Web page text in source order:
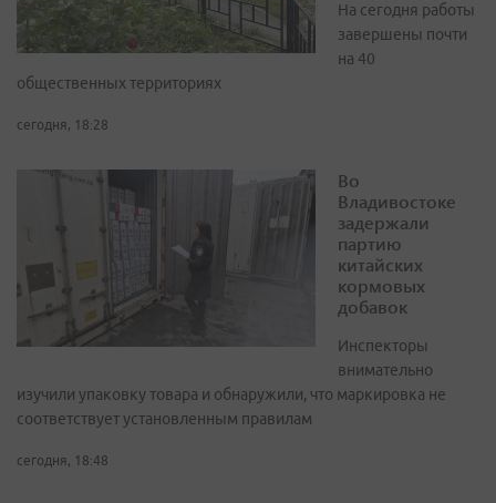
На сегодня работы
завершены почти
на 40
общественных территориях
сегодня, 18:28
Во
Владивостоке
задержали
партию
китайских
кормовых
добавок
Инспекторы
внимательно
изучили упаковку товара и обнаружили, что маркировка не
соответствует установленным правилам
сегодня, 18:48